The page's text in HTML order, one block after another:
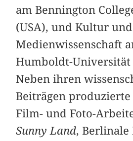
am Bennington
(USA), und Kultur und
Medienwissenschaft
Humboldt-Universität
Neben ihren
Beiträgen produzierte
Film- und Foto-
Sunny Land, Berlinale